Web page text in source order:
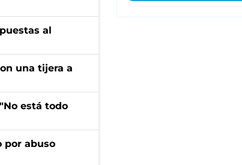
al
una tijera a
está todo
por abuso